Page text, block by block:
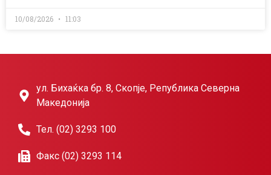
10/08/2026 11:03
ул. Бихаќка бр. 8, Скопје, Република Северна
Македонија
Тел. (02) 3293 100
Факс (02) 3293 114